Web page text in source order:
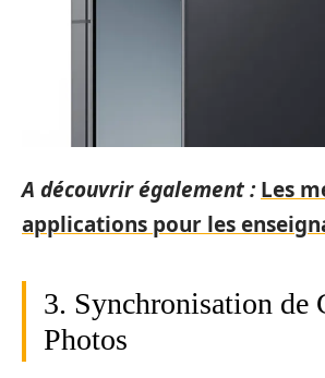
A découvrir également : Les
applications pour les
3. Synchronisation de
Photos